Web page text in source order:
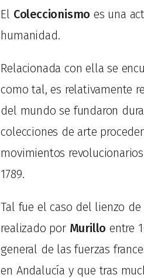
El Coleccionismo es una
humanidad.
Relacionada con ella se
como tal, es relativamente
del mundo se fundaron
colecciones de arte
movimientos
1789.
Tal fue el caso del lienzo de
realizado por Murillo entre
general de las fuerzas
en Andalucía y que tras